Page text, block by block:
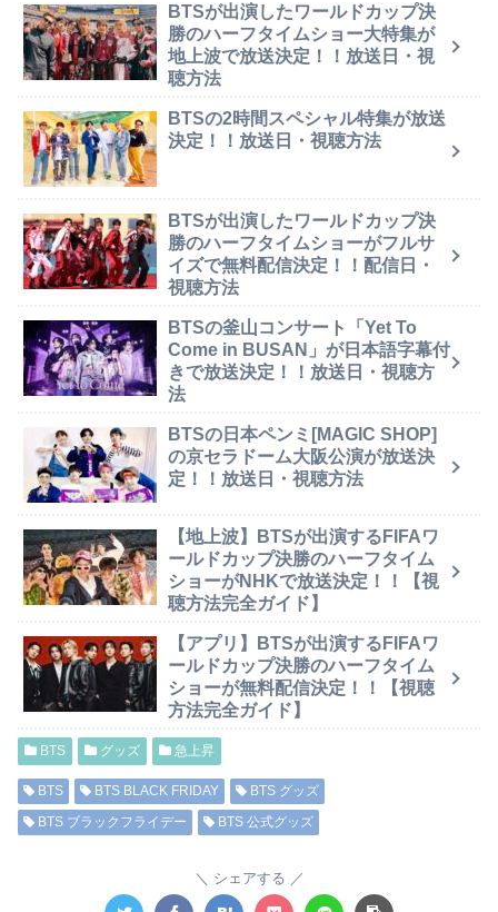
BTSが出演したワールドカップ決
勝のハーフタイムショー大特集が
地上波で放送決定！！放送日・視
聴方法
BTSの2時間スペシャル特集が放送
決定！！放送日・視聴方法
BTSが出演したワールドカップ決
勝のハーフタイムショーがフルサ
イズで無料配信決定！！配信日・
視聴方法
BTSの釜山コンサート「Yet To
Come in BUSAN」が日本語字幕付
きで放送決定！！放送日・視聴方
法
BTSの日本ペンミ[MAGIC SHOP]
の京セラドーム大阪公演が放送決
定！！放送日・視聴方法
【地上波】BTSが出演するFIFAワ
ールドカップ決勝のハーフタイム
ショーがNHKで放送決定！！【視
聴方法完全ガイド】
【アプリ】BTSが出演するFIFAワ
ールドカップ決勝のハーフタイム
ショーが無料配信決定！！【視聴
方法完全ガイド】
BTS グッズ 急上昇
BTS BTS BLACK FRIDAY
BTS グッズ
BTS ブラックフライデー
BTS 公式グッズ
シェアする